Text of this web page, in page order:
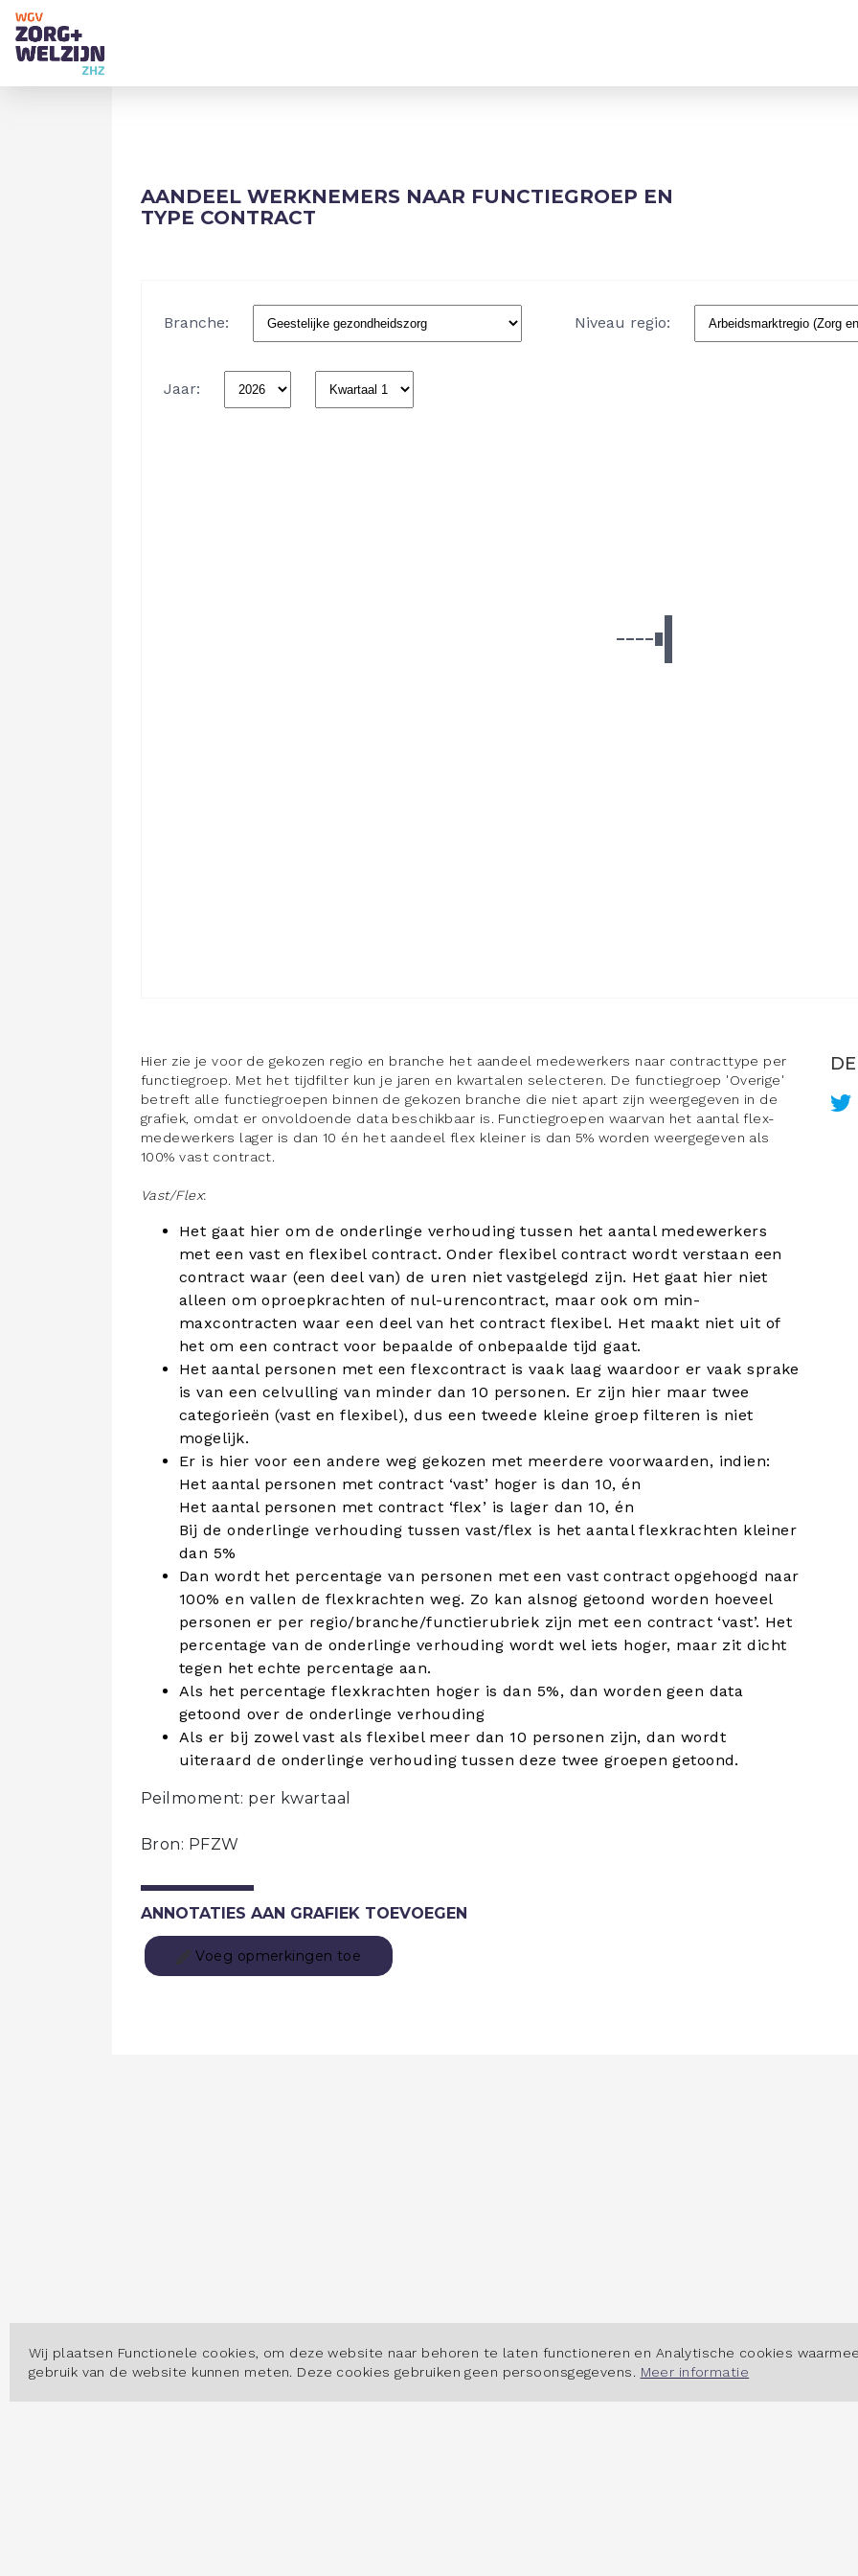
Wij plaatsen Functionele cookies, om deze website naar behoren te laten functioneren en Analytische cookies
gebruik van de website kunnen meten. Deze cookies gebruiken geen persoonsgegevens. Meer informatie
AANDEEL WERKNEMERS NAAR FUNCTIEGROEP EN
TYPE CONTRACT
Hier zie je voor de gekozen regio en branche het aandeel medewerkers naar contracttype per
functiegroep. Met het tijdfilter kun je jaren en kwartalen selecteren. De functiegroep 'Overige'
betreft alle functiegroepen binnen de gekozen branche die niet apart zijn weergegeven in de
grafiek, omdat er onvoldoende data beschikbaar is. Functiegroepen waarvan het aantal flex-
medewerkers lager is dan 10 én het aandeel flex kleiner is dan 5% worden weergegeven als
100% vast contract.
Vast/Flex:
Het gaat hier om de onderlinge verhouding tussen het aantal medewerkers
met een vast en flexibel contract. Onder flexibel contract wordt verstaan een
contract waar (een deel van) de uren niet vastgelegd zijn. Het gaat hier niet
alleen om oproepkrachten of nul­-urencontract, maar ook om min-
maxcontracten waar een deel van het contract flexibel. Het maakt niet uit of
het om een contract voor bepaalde of onbepaalde tijd gaat.
Het aantal personen met een flexcontract is vaak laag waardoor er vaak sprake
is van een celvulling van minder dan 10 personen. Er zijn hier maar twee
categorieën (vast en flexibel), dus een tweede kleine groep filteren is niet
mogelijk.
Er is hier voor een andere weg gekozen met meerdere voorwaarden, indien:
Het aantal personen met contract ‘vast’ hoger is dan 10, én
Het aantal personen met contract ‘flex’ is lager dan 10, én
Bij de onderlinge verhouding tussen vast/flex is het aantal flexkrachten kleiner
dan 5%
Dan wordt het percentage van personen met een vast contract opgehoogd naar
100% en vallen de flexkrachten weg. Zo kan alsnog getoond worden hoeveel
personen er per regio/branche/functierubriek zijn met een contract ‘vast’. Het
percentage van de onderlinge verhouding wordt wel iets hoger, maar zit dicht
tegen het echte percentage aan.
Als het percentage flexkrachten hoger is dan 5%, dan worden geen data
getoond over de onderlinge verhouding
Als er bij zowel vast als flexibel meer dan 10 personen zijn, dan wordt
uiteraard de onderlinge verhouding tussen deze twee groepen getoond.
Peilmoment: per kwartaal
Bron: PFZW
ANNOTATIES AAN GRAFIEK TOEVOEGEN
Voeg opmerkingen toe